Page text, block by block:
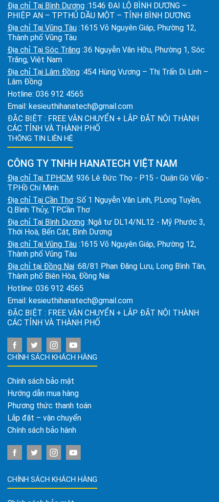
Địa chỉ Tại Bình Dương :1546 ĐẠI LỘ BÌNH DƯƠNG –
P.HIỆP AN – TP.THỦ DẦU MỘT – TỈNH BÌNH DƯƠNG
Địa chỉ Tại Vũng Tàu :1615 Võ Nguyên Giáp, Phường 12,
Thành phố Vũng Tàu
Địa chỉ Tại Sóc Trăng :36 Nguyễn Văn Hữu, Phường 1, Sóc
Trăng, Việt Nam
Địa chỉ Tại Lâm Đồng :454 Hùng Vương – Thị Trấn Di Linh –
Lâm Đồng
Hotline: 036 912 4565
Email: kesieuthihanatech@gmail.com
ĐẶC BIỆT : FREE VẬN CHUYỂN + LẮP ĐẶT NỘI THÀNH
CÁC TỈNH VÀ THÀNH PHỐ
THÔNG TIN LIÊN HỆ
CÔNG TY TNHH HANATECH VIỆT NAM
Địa chỉ Tại TPHCM: 936 Lê Đức Thọ - P15 - Quận Gò Vấp -
TP.Hồ Chí Minh
Địa chỉ Tại Cần Thơ :Số 1 Nguyễn Văn Linh, P.Long Tuyền,
Q.Bình Thủy, TP.Cần Thơ
Địa chỉ Tại Bình Dương :Ngã tư DL14/NL12 - Mỹ Phước 3,
Thới Hoà, Bến Cát, Bình Dương
Địa chỉ Tại Vũng Tàu :1615 Võ Nguyên Giáp, Phường 12,
Thành phố Vũng Tàu
Địa chỉ tại Đồng Nai :68/81 Phan Đăng Lưu, Long Bình Tân,
Thành phố Biên Hòa, Đồng Nai
Hotline: 036 912 4565
Email: kesieuthihanatech@gmail.com
ĐẶC BIỆT : FREE VẬN CHUYỂN + LẮP ĐẶT NỘI THÀNH
CÁC TỈNH VÀ THÀNH PHỐ
CHÍNH SÁCH KHÁCH HÀNG
Chính sách bảo mật
Hướng dẫn mua hàng
Phương thức thanh toán
Lắp đặt – vận chuyển
Chính sách bảo hành
CHÍNH SÁCH KHÁCH HÀNG